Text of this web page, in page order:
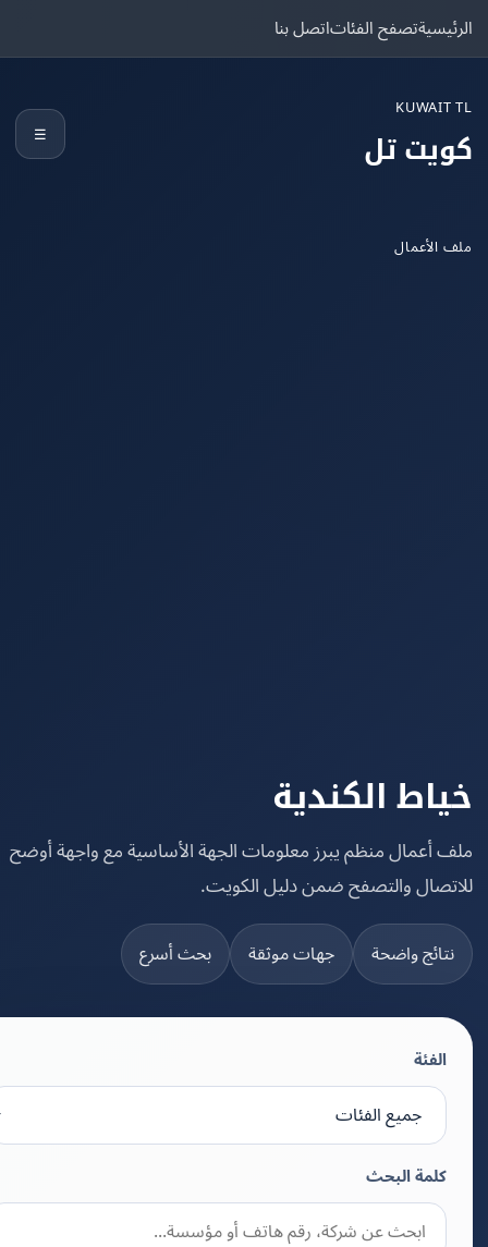
تصفح الفئاتاتصل بنا
تل
الكندية
منظم يبرز معلومات الجهة الأساسية مع واجهة أوضح
والتصفح ضمن دليل الكويت.
واضحة جهات موثقة بحث أسرع
كلمة البحث